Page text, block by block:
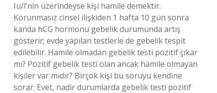
Iu/l’nin üzerindeyse kişi hamile demektir.
Korunmasız cinsel ilişkiden 1 hafta 10 gün sonra
kanda hCG hormonu gebelik durumunda artış
gösterir; evde yapılan testlerle de gebelik tespit
edilebilir. Hamile olmadan gebelik testi pozitif çıkar
mı? Pozitif gebelik testi olan ancak hamile olmayan
kişiler var mıdır? Birçok kişi bu soruyu kendine
sorar. Evet, nadir durumlarda gebelik testi pozitif